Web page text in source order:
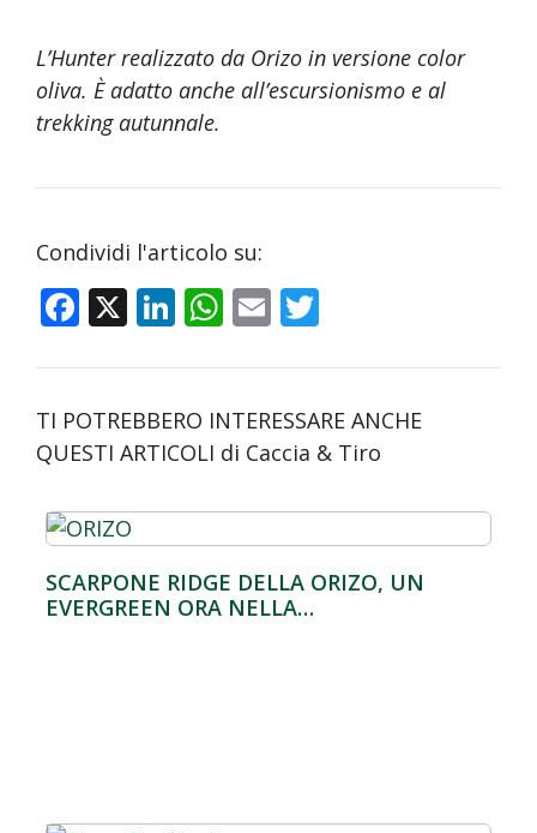
L’Hunter realizzato da Orizo in versione color
oliva. È adatto anche all’escursionismo e al
trekking autunnale.
Condividi l'articolo su:
F
e
b
o
o
k
X Li
k
e
dI
n
W
at
s
A
p
p
E
ai
l
itt
er
TI POTREBBERO INTERESSARE ANCHE
QUESTI ARTICOLI di Caccia & Tiro
SCARPONE RIDGE DELLA ORIZO, UN
EVERGREEN ORA NELLA…